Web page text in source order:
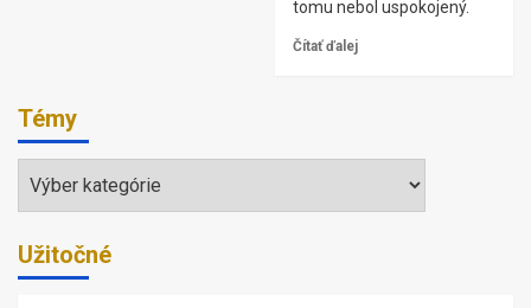
tomu nebol uspokojený.
Čítať ďalej
Témy
Témy
Užitočné